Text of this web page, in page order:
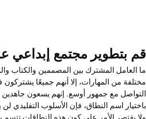
قم بتطوير مجتمع إبداعي
ما العامل المشترك بين المصممين والكتاب
مختلفة من المهارات، إلا أنهم جميعًا
التواصل مع جمهور أوسع. إنهم يسعون جاهدين
باختيار اسم النطاق، فإن الأسلوب
ولا يقتصر الأمر على كون هذه النطاقات تتسم